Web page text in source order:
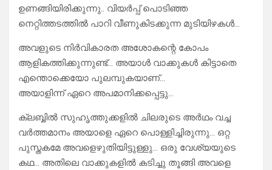
ഉണങ്ങിയിരിക്കുന്നു.. വിയർപ്പ് പൊടിഞ്ഞ
നെറ്റിത്തടത്തിൽ പാറി വീണുകിടക്കുന്ന മുടിയിഴകൾ…
അവളുടെ നിർവികാരത അശോകന്റെ കോപം
ആളികത്തിക്കുന്നുണ്ട്… അയാൾ വാക്കുകൾ കിട്ടാതെ
എന്തൊക്കെയോ പുലമ്പുകയാണ്…
അയാളിന്ന് ഏറെ അപമാനിക്കപ്പെട്ടു…
ക്ലബ്ബിൽ സുഹൃത്തുക്കളിൽ ചിലരുടെ അർഥം വച്ച
വർത്തമാനം അയാളെ ഏറെ പൊള്ളിച്ചിരുന്നു… ഒറ്റ
പുസ്തകമേ അവളെഴുതിയിട്ടുള്ളു… ഒരു വേശ്യയുടെ
കഥ… അതിലെ വാക്കുകളിൽ കടിച്ചു തൂങ്ങി അവളെ